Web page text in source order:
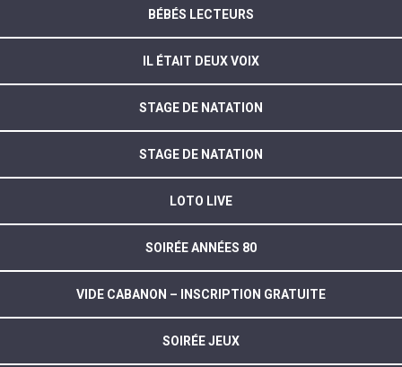
BÉBÉS LECTEURS
IL ÉTAIT DEUX VOIX
STAGE DE NATATION
STAGE DE NATATION
LOTO LIVE
SOIRÉE ANNÉES 80
VIDE CABANON – INSCRIPTION GRATUITE
SOIRÉE JEUX